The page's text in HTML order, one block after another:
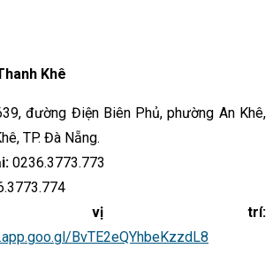
Khê
đường Điện Biên Phủ, phường An Khê,
TP. Đà Nẵng.
0236.3773.773
vị trí:
BvTE2eQYhbeKzzdL8